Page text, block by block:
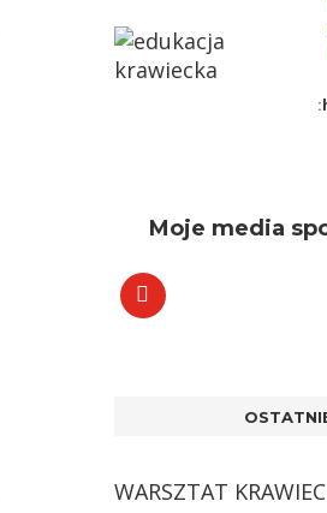
:
Moje media
WARSZTAT